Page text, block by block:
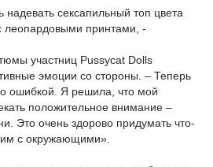
сексапильный топ цвета
леопардовыми принтами, -
участниц Pussycat Dolls
эмоции со стороны. – Теперь
ошибкой. Я решила, что мой
положительное внимание –
Это очень здорово придумать что-
с окружающими».